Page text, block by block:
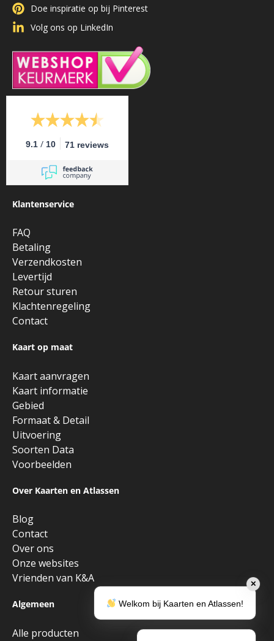
Doe inspiratie op bij Pinterest
Volg ons op LinkedIn
9.1 / 10 71 reviews
Klantenservice
FAQ
Betaling
Verzendkosten
Levertijd
Retour sturen
Klachtenregeling
Contact
Kaart op maat
Kaart aanvragen
Kaart informatie
Gebied
Formaat & Detail
Uitvoering
Soorten Data
Voorbeelden
Over Kaarten en Atlassen
Blog
Contact
Over ons
Onze websites
Vrienden van K&A
Algemeen
Alle producten
✕
Welkom bij Kaarten en Atlassen!